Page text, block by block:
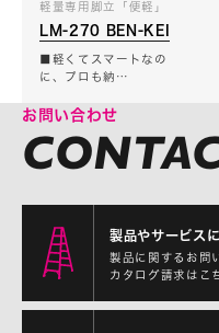
LM-270 BEN-KEI
軽量専用脚立「便軽」
■軽くてスマートなの
に、プロも納…
お問い合わせ
製品やサービス
製品に関するお問
カタログ請求はこ